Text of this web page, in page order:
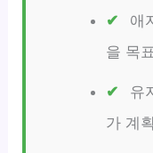
애
을 목
유
가 계